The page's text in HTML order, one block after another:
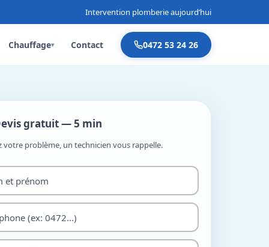
Intervention plomberie aujourd’hui
Chauffage▾ Contact 0472 53 24 26
gratuit — 5 min
votre problème, un technicien vous rappelle.